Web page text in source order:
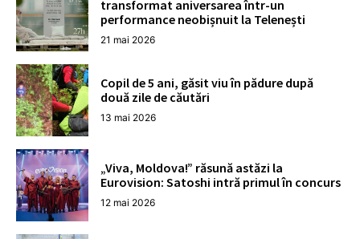
transformat aniversarea într-un
performance neobișnuit la Telenești
21 mai 2026
Copil de 5 ani, găsit viu în pădure după
două zile de căutări
13 mai 2026
„Viva, Moldova!” răsună astăzi la
Eurovision: Satoshi intră primul în concurs
12 mai 2026